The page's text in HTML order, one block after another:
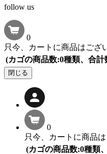
follow us
0
只今、カートに商品はござ
(カゴの商品数:0種類、合計
閉じる
0
只今、カートに商品は
(カゴの商品数:0種類